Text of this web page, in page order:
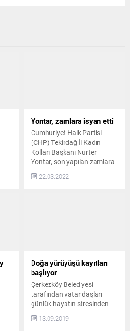
Yontar, zamlara isyan etti
Cumhuriyet Halk Partisi
(CHP) Tekirdağ İl Kadın
Kolları Başkanı Nurten
Yontar, son yapılan zamlara
ve 1915 Çanakkale
Köprüsü’nün geçiş ücretine
yarattığı sorunlar nedeniyle
halkın nefes alamaz...
22.03.2022
Doğa yürüyüşü kayıtları
başlıyor
Çerkezköy Belediyesi
tarafından vatandaşları
günlük hayatın stresinden
uzakta keyifli bir yolculuğa
çıkarmak amacıyla 28 Eylül
13.09.2019